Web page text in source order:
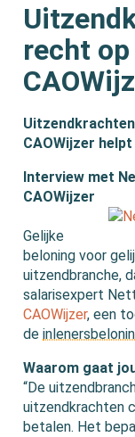
recht
CAOWijzer helpt
Interview met
CAOWijzer
Gelijke
beloning voor
uitzendbranche,
salarisexpert
CAOWijzer, een
de
Waarom gaat
“De
uitzendkrachten
betalen. Het